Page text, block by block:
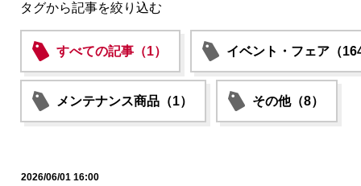
タグから記事を絞り込む
すべての記事（1） イベント・フェア（
メンテナンス商品（1） その他（8）
2026/06/01 16:00